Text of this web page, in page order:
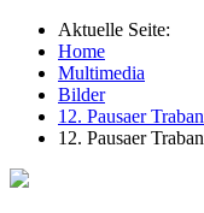
Aktuelle Seite:
Home
Multimedia
Bilder
12. Pausaer
12. Pausaer